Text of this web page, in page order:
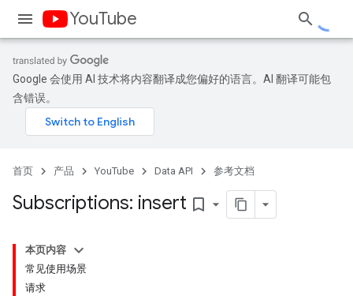
YouTube
Google 会使用 AI 技术将内容翻译成您偏好的语言。AI 翻译可能包
含错误。
首页 产品 YouTube Data API 参考文档
Subscriptions: insert bookmark_border
本页内容
常见使用场景
请求